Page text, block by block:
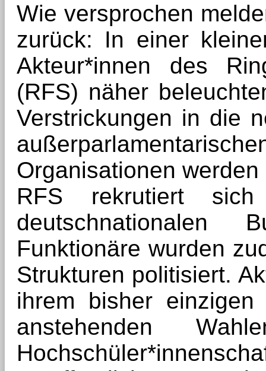
Wie versprochen
zurück: In einer
Akteur*innen des
(RFS) näher
Verstrickungen in die
Organisationen
RFS rekrutiert
deutschnationalen
Funktionäre wurden
Strukturen politisiert.
ihrem bisher einzigen
anstehenden